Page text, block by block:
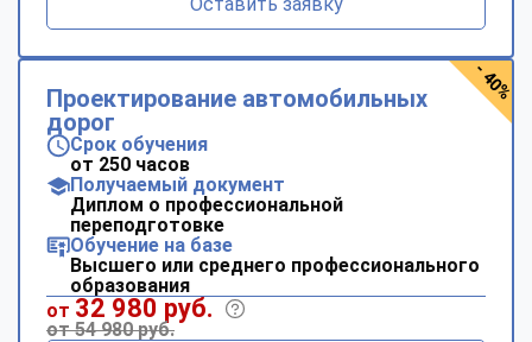
Проектирование автомобильных
дорог
Срок обучения
от 250 часов
Получаемый документ
Диплом о профессиональной
переподготовке
Обучение на базе
Высшего или среднего профессионального
образования
от 32 980 руб.
от 54 980 руб.
- 40%